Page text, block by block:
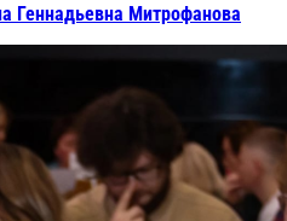
Геннадьевна Митрофанова